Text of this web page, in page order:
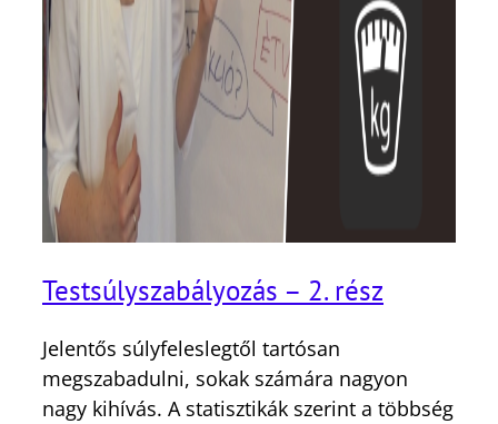
Testsúlyszabályozás – 2. rész
Jelentős súlyfeleslegtől tartósan
megszabadulni, sokak számára nagyon
nagy kihívás. A statisztikák szerint a többség